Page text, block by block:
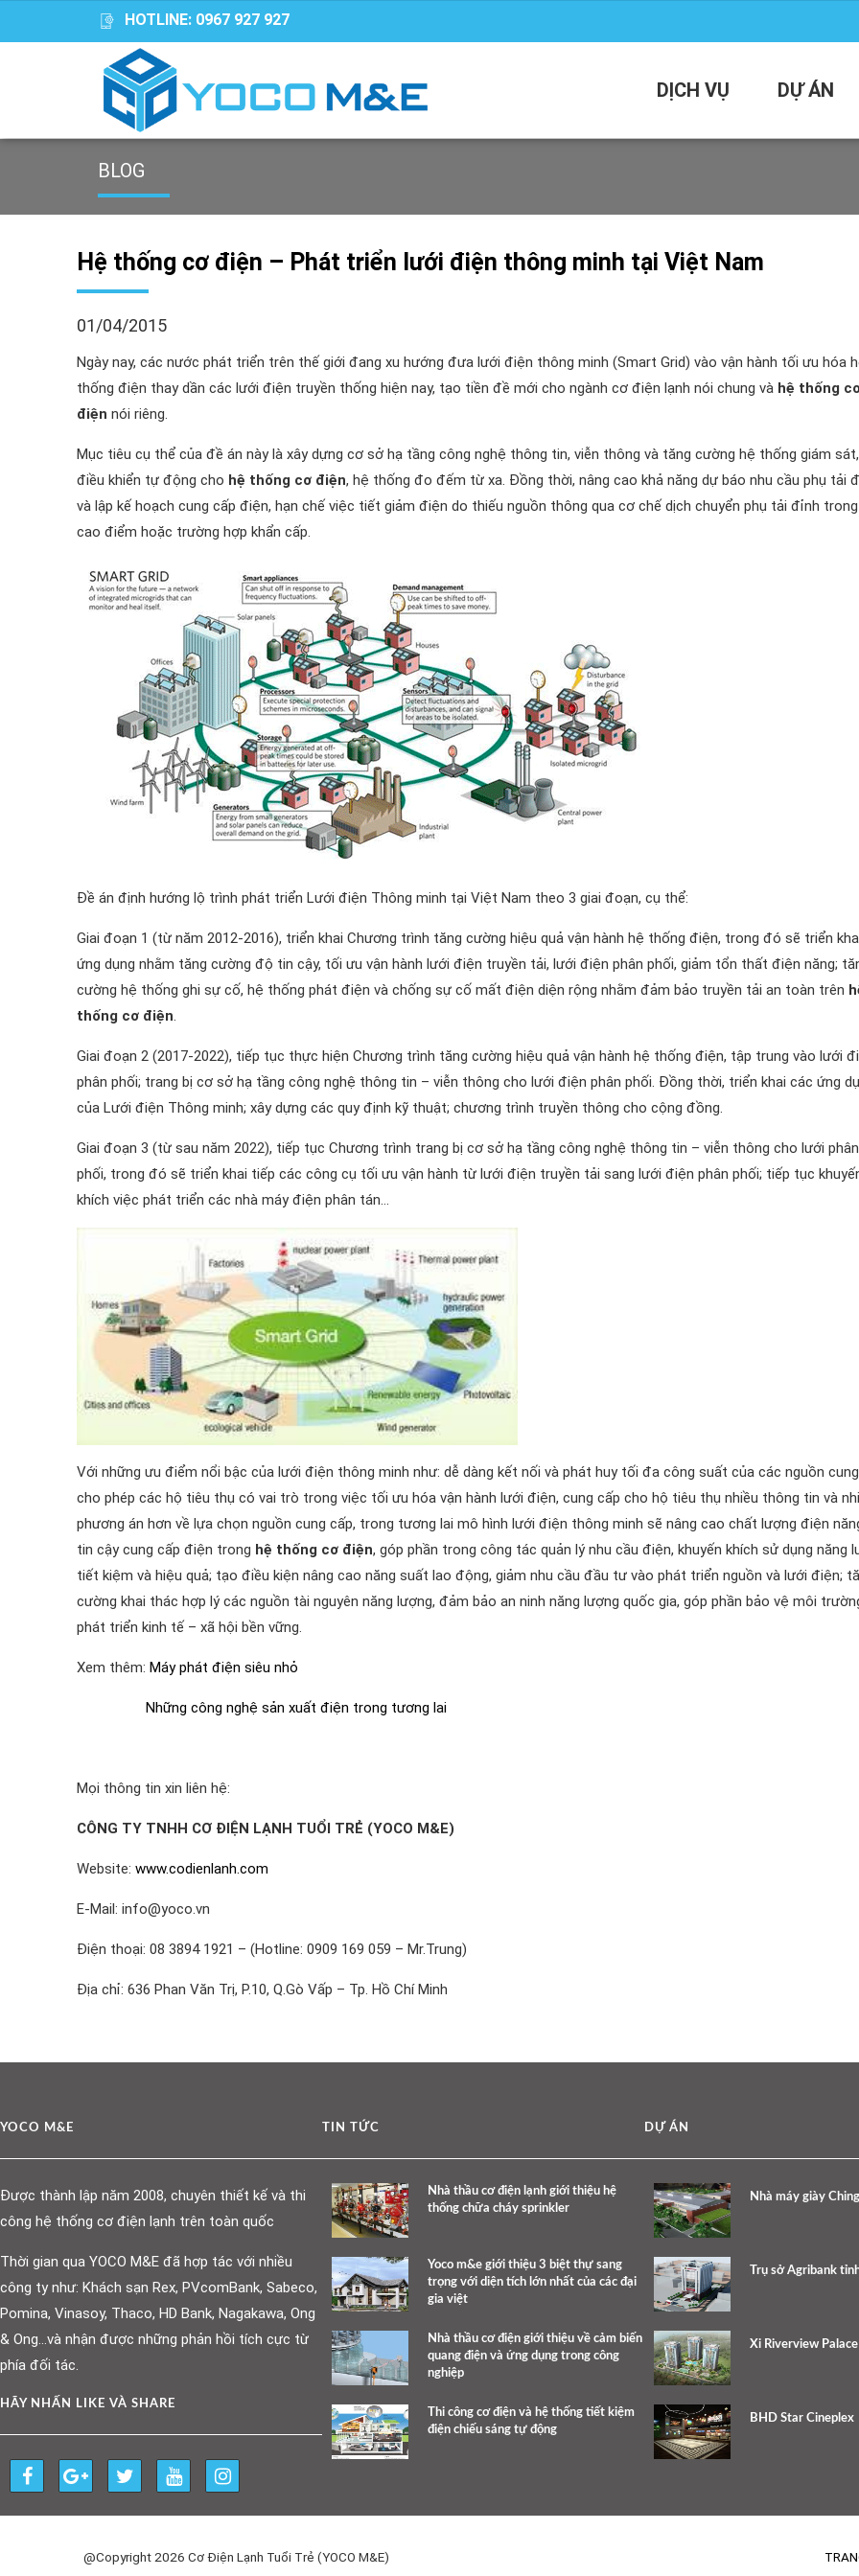
HOTLINE: 0967 927 927
DỊCH VỤ DỰ ÁN
BLOG
Hệ thống cơ điện – Phát triển lưới điện thông minh tại Việt Nam
01/04/2015
Ngày nay, các nước phát triển trên thế giới đang xu hướng đưa lưới điện thông minh (Smart Grid) vào vận hành tối ưu hóa
thống điện thay dần các lưới điện truyền thống hiện nay, tạo tiền đề mới cho ngành cơ điện lạnh nói chung và hệ thống
điện nói riêng.
Mục tiêu cụ thể của đề án này là xây dựng cơ sở hạ tầng công nghệ thông tin, viễn thông và tăng cường hệ thống giám sát,
điều khiển tự động cho hệ thống cơ điện, hệ thống đo đếm từ xa. Đồng thời, nâng cao khả năng dự báo nhu cầu phụ tải
và lập kế hoạch cung cấp điện, hạn chế việc tiết giảm điện do thiếu nguồn thông qua cơ chế dịch chuyển phụ tải đỉnh
cao điểm hoặc trường hợp khẩn cấp.
Đề án định hướng lộ trình phát triển Lưới điện Thông minh tại Việt Nam theo 3 giai đoạn, cụ thể:
Giai đoạn 1 (từ năm 2012-2016), triển khai Chương trình tăng cường hiệu quả vận hành hệ thống điện, trong đó sẽ triển
ứng dụng nhằm tăng cường độ tin cậy, tối ưu vận hành lưới điện truyền tải, lưới điện phân phối, giảm tổn thất điện năng;
cường hệ thống ghi sự cố, hệ thống phát điện và chống sự cố mất điện diện rộng nhằm đảm bảo truyền tải an toàn trên
thống cơ điện.
Giai đoạn 2 (2017-2022), tiếp tục thực hiện Chương trình tăng cường hiệu quả vận hành hệ thống điện, tập trung vào lưới
phân phối; trang bị cơ sở hạ tầng công nghệ thông tin – viễn thông cho lưới điện phân phối. Đồng thời, triển khai các ứng
của Lưới điện Thông minh; xây dựng các quy định kỹ thuật; chương trình truyền thông cho cộng đồng.
Giai đoạn 3 (từ sau năm 2022), tiếp tục Chương trình trang bị cơ sở hạ tầng công nghệ thông tin – viễn thông cho lưới phân
phối, trong đó sẽ triển khai tiếp các công cụ tối ưu vận hành từ lưới điện truyền tải sang lưới điện phân phối; tiếp tục
khích việc phát triển các nhà máy điện phân tán…
Với những ưu điểm nổi bậc của lưới điện thông minh như: dễ dàng kết nối và phát huy tối đa công suất của các nguồn
cho phép các hộ tiêu thụ có vai trò trong việc tối ưu hóa vận hành lưới điện, cung cấp cho hộ tiêu thụ nhiều thông tin và
phương án hơn về lựa chọn nguồn cung cấp, trong tương lai mô hình lưới điện thông minh sẽ nâng cao chất lượng điện
tin cậy cung cấp điện trong hệ thống cơ điện, góp phần trong công tác quản lý nhu cầu điện, khuyến khích sử dụng năng
tiết kiệm và hiệu quả; tạo điều kiện nâng cao năng suất lao động, giảm nhu cầu đầu tư vào phát triển nguồn và lưới điện;
cường khai thác hợp lý các nguồn tài nguyên năng lượng, đảm bảo an ninh năng lượng quốc gia, góp phần bảo vệ môi
phát triển kinh tế – xã hội bền vững.
Xem thêm: Máy phát điện siêu nhỏ
Những công nghệ sản xuất điện trong tương lai
Mọi thông tin xin liên hệ:
CÔNG TY TNHH CƠ ĐIỆN LẠNH TUỔI TRẺ (YOCO M&E)
Website: www.codienlanh.com
E-Mail: info@yoco.vn
Điện thoại: 08 3894 1921 – (Hotline: 0909 169 059 – Mr.Trung)
Địa chỉ: 636 Phan Văn Trị, P.10, Q.Gò Vấp – Tp. Hồ Chí Minh
YOCO M&E
Được thành lập năm 2008, chuyên thiết kế và thi
công hệ thống cơ điện lạnh trên toàn quốc
Thời gian qua YOCO M&E đã hợp tác với nhiều
công ty như: Khách sạn Rex, PVcomBank, Sabeco,
Pomina, Vinasoy, Thaco, HD Bank, Nagakawa, Ong
& Ong…và nhận được những phản hồi tích cực từ
phía đối tác.
HÃY NHẤN LIKE VÀ SHARE
TIN TỨC
Nhà thầu cơ điện lạnh giới thiệu hệ
thống chữa cháy sprinkler
Yoco m&e giới thiệu 3 biệt thự sang
trọng với diện tích lớn nhất của các đại
gia việt
Nhà thầu cơ điện giới thiệu về cảm biến
quang điện và ứng dụng trong công
nghiệp
Thi công cơ điện và hệ thống tiết kiệm
điện chiếu sáng tự động
DỰ ÁN
Nhà máy giày
Trụ sở Agribank
Xi Riverview
BHD Star Cineplex
@Copyright 2026 Cơ Điện Lạnh Tuổi Trẻ (YOCO M&E)